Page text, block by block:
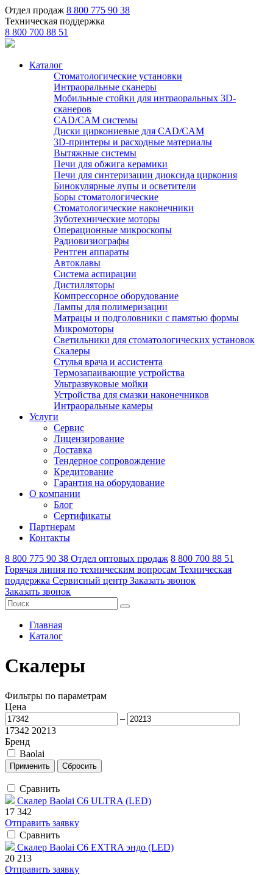
Отдел продаж 8 800 775 90 38
Техническая поддержка
8 800 700 88 51
Каталог
Стоматологические установки
Интраоральные сканеры
Мобильные стойки для интраоральных 3D-
сканеров
CAD/CAM системы
Диски циркониевые для CAD/CAM
3D-принтеры и расходные материалы
Вытяжные системы
Печи для обжига керамики
Печи для синтеризации диоксида циркония
Бинокулярные лупы и осветители
Боры стоматологические
Стоматологические наконечники
Зуботехнические моторы
Операционные микроскопы
Радиовизиографы
Рентген аппараты
Автоклавы
Система аспирации
Дистилляторы
Компрессорное оборудование
Лампы для полимеризации
Матрацы и подголовники с памятью формы
Микромоторы
Светильники для стоматологических установок
Скалеры
Стулья врача и ассистента
Термозапаивающие устройства
Ультразвуковые мойки
Устройства для смазки наконечников
Интраоральные камеры
Услуги
Сервис
Лицензирование
Доставка
Тендерное сопровождение
Кредитование
Гарантия на оборудование
О компании
Блог
Сертификаты
Партнерам
Контакты
8 800 775 90 38 Отдел оптовых продаж 8 800 700 88 51
Горячая линия по техническим вопросам Техническая
поддержка Сервисный центр Заказать звонок
Заказать звонок
Главная
Каталог
Скалеры
Фильтры по параметрам
Цена
–
17342 20213
Бренд
Baolai
Сравнить
Скалер Baolai C6 ULTRA (LED)
17 342
Отправить заявку
Сравнить
Скалер Baolai C6 EXTRA эндо (LED)
20 213
Отправить заявку